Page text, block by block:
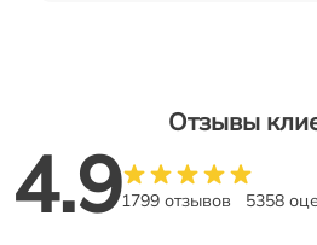
Отзывы
4.91799 отзывов 5358